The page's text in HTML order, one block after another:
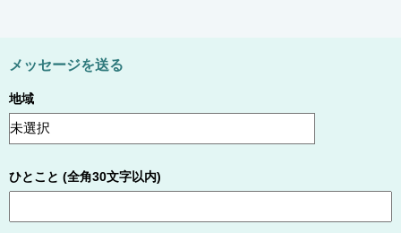
メッセージを送る
地域
ひとこと (全角30文字以内)